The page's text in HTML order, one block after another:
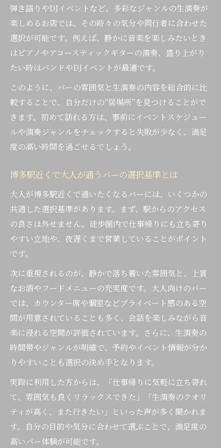
弾き語りやDJイベントなど、多彩なジャンルの生演奏が
楽しめるお店では、その時々の気分や同行者に合わせた
選択が可能です。例えば、静かに音楽を楽しみたいとき
はピアノやアコースティックギターの演奏、盛り上がり
たい時はバンドやDJイベントが最適です。
このように、バーの雰囲気と生演奏の内容を総合的に比
較することで、自分だけの“居場所”を見つけることがで
きます。初めて訪れる方は、事前にイベントスケジュー
ルや演奏ジャンルをチェックすると失敗が少なく、満足
度の高い時間を過ごせるでしょう。
博多駅近くで大人が通うバーの選択基準とは
大人が博多駅近くで通いたくなるバーには、いくつかの
共通した選択基準があります。まず、駅からのアクセス
の良さは外せません。徒歩圏内で仕事帰りにも立ち寄り
やすい立地や、夜遅くまで営業していることがポイント
です。
次に重視されるのが、静かで落ち着いた雰囲気と、上質
なお酒やフードメニューの充実度です。大人向けのバー
では、カウンター席や個室などプライベート感のある空
間が用意されていることも多く、会話を楽しみながら音
楽に浸れる空間が評価されています。さらに、生演奏の
時間帯やジャンルが明確で、予約やイベント情報が分か
りやすいことも選択の決め手となります。
実際に利用した方からは、「仕事帰りに気軽に立ち寄れ
て、雰囲気も良くリラックスできた」「生演奏のクオリ
ティが高く、また行きたい」といった声が多く聞かれま
す。自分の目的や気分に合わせて選ぶことで、満足度の
高いバー体験が可能です。